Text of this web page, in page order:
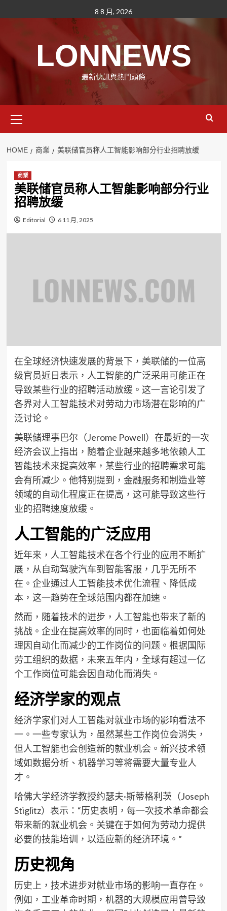
to
8 8 月, 2026
LONNEWS
最新快訊與熱門頭條
Menu
HOME 商業 美联储官员称人工智能影响部分行业招聘放缓
商業
美联储官员称人工智能影响部分行业
招聘放缓
Editorial 6 11 月, 2025
在全球经济快速发展的背景下，美联储的一位高
级官员近日表示，人工智能的广泛采用可能正在
导致某些行业的招聘活动放缓。这一言论引发了
各界对人工智能技术对劳动力市场潜在影响的广
泛讨论。
美联储理事巴尔（Jerome Powell）在最近的一次
经济会议上指出，随着企业越来越多地依赖人工
智能技术来提高效率，某些行业的招聘需求可能
会有所减少。他特别提到，金融服务和制造业等
领域的自动化程度正在提高，这可能导致这些行
业的招聘速度放缓。
人工智能的广泛应用
近年来，人工智能技术在各个行业的应用不断扩
展，从自动驾驶汽车到智能客服，几乎无所不
在。企业通过人工智能技术优化流程、降低成
本，这一趋势在全球范围内都在加速。
然而，随着技术的进步，人工智能也带来了新的
挑战。企业在提高效率的同时，也面临着如何处
理因自动化而减少的工作岗位的问题。根据国际
劳工组织的数据，未来五年内，全球有超过一亿
个工作岗位可能会因自动化而消失。
经济学家的观点
经济学家们对人工智能对就业市场的影响看法不
一。一些专家认为，虽然某些工作岗位会消失，
但人工智能也会创造新的就业机会。新兴技术领
域如数据分析、机器学习等将需要大量专业人
才。
哈佛大学经济学教授约瑟夫·斯蒂格利茨（Joseph
Stiglitz）表示：“历史表明，每一次技术革命都会
带来新的就业机会。关键在于如何为劳动力提供
必要的技能培训，以适应新的经济环境。”
历史视角
历史上，技术进步对就业市场的影响一直存在。
例如，工业革命时期，机器的大规模应用曾导致